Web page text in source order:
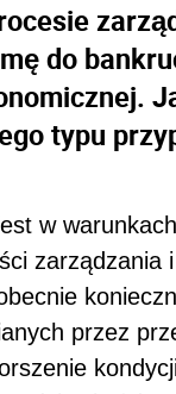
do
typu
w
przez